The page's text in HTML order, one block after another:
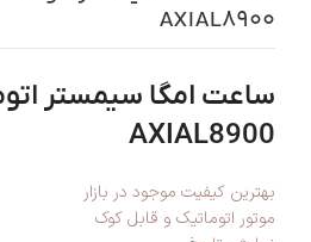
AXIAL8900
AXIAL8900
بهترین کیفیت موجود در بازار
موتور اتوماتیک و قابل کوک